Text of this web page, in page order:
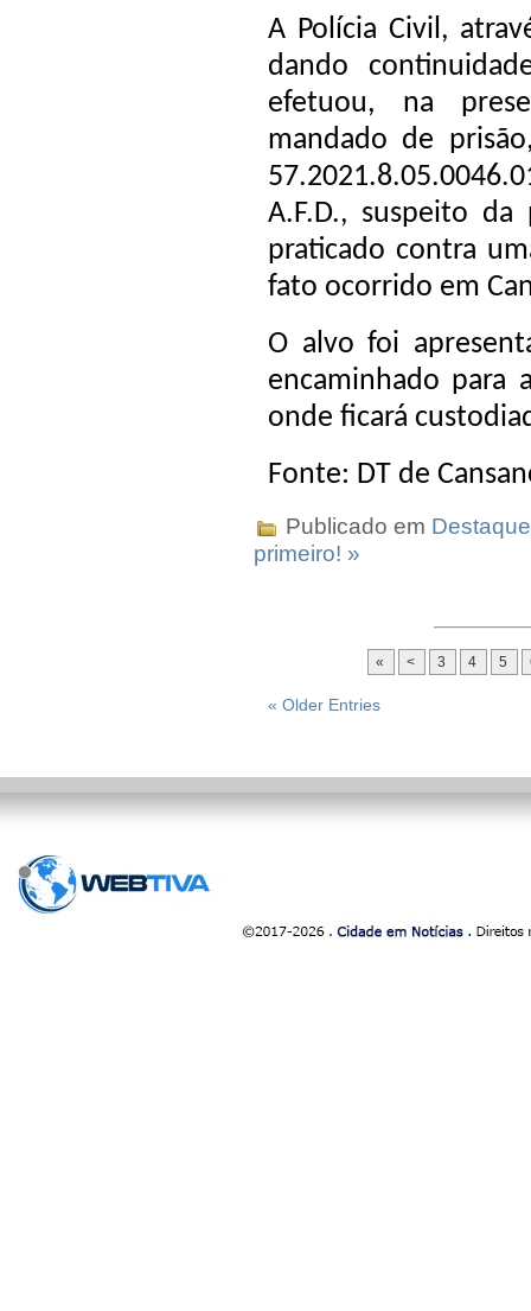
A Polícia Civil,
dando
efetuou, na
mandado de
A.F.D., suspeito
praticado contra
fato ocorrido em
O alvo foi
encaminhado para
onde ficará
Fonte: DT de
Publicado em
primeiro! »
« < 3 4 5
« Older Entries